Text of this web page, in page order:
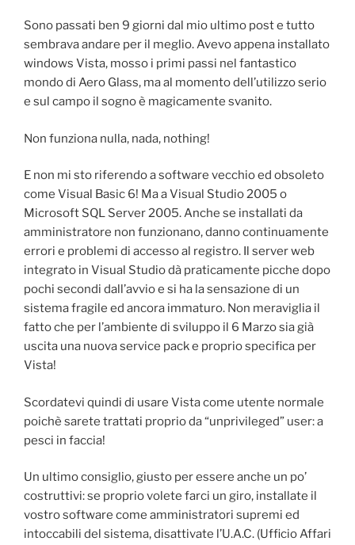
Sono passati ben 9 giorni dal mio ultimo post e tutto
sembrava andare per il meglio. Avevo appena installato
windows Vista, mosso i primi passi nel fantastico
mondo di Aero Glass, ma al momento dell’utilizzo serio
e sul campo il sogno è magicamente svanito.
Non funziona nulla, nada, nothing!
E non mi sto riferendo a software vecchio ed obsoleto
come Visual Basic 6! Ma a Visual Studio 2005 o
Microsoft SQL Server 2005. Anche se installati da
amministratore non funzionano, danno continuamente
errori e problemi di accesso al registro. Il server web
integrato in Visual Studio dà praticamente picche dopo
pochi secondi dall’avvio e si ha la sensazione di un
sistema fragile ed ancora immaturo. Non meraviglia il
fatto che per l’ambiente di sviluppo il 6 Marzo sia già
uscita una nuova service pack e proprio specifica per
Vista!
Scordatevi quindi di usare Vista come utente normale
poichè sarete trattati proprio da “unprivileged” user: a
pesci in faccia!
Un ultimo consiglio, giusto per essere anche un po’
costruttivi: se proprio volete farci un giro, installate il
vostro software come amministratori supremi ed
intoccabili del sistema, disattivate l’U.A.C. (Ufficio Affari